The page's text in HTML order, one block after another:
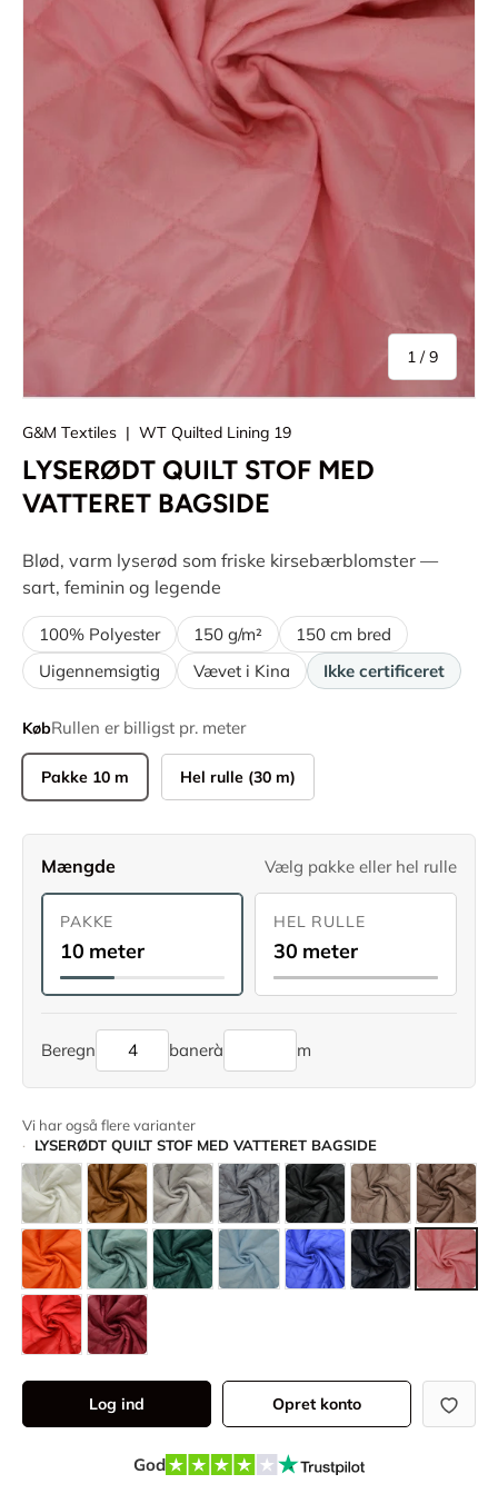
1 /af
9
G&M Textiles | WT Quilted Lining 19
LYSERØDT QUILT STOF MED
VATTERET BAGSIDE
Blød, varm lyserød som friske kirsebærblomster —
sart, feminin og legende
100% Polyester 150 g/m²
150 cm bred
Uigennemsigtig
Vævet i Kina Ikke certificeret
KøbRullen er billigst pr. meter
Pakke 10 m Hel rulle (30 m)
Mængde Vælg pakke eller hel rulle
PAKKE
10 meter
HEL RULLE
30 meter
Beregn banerà m
Vi har også flere varianter
LYSERØDT QUILT STOF MED VATTERET BAGSIDE
Log ind Opret konto
God